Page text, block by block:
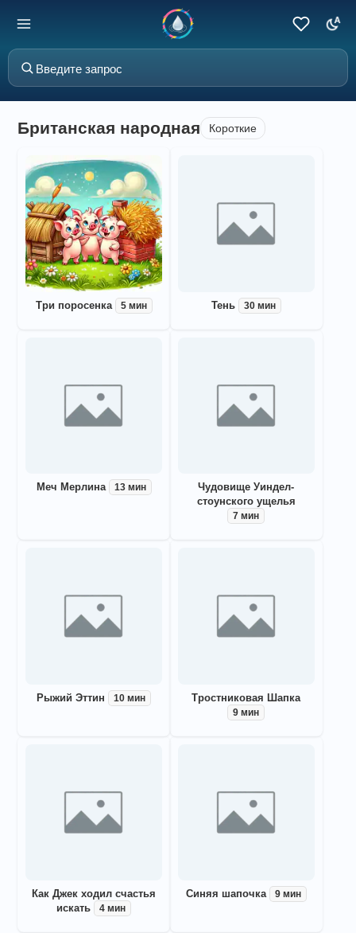
Британская народная Короткие
Три поросенка 5 мин Тень 30 мин
Меч Мерлина 13 мин
Чудовище Уиндел-
стоунского ущелья
7 мин
Рыжий Эттин 10 мин Тростниковая Шапка
9 мин
Как Джек ходил счастья
искать
4 мин
Синяя шапочка 9 мин